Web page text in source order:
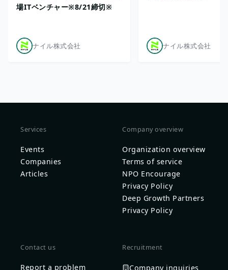
場ITベンチャー※8/21締切※
ナイル株式会社 ナイル株式会社
Services
Events
Companies
Articles
Company overview
Organization overview
Terms of service
NPO Encourage
Privacy Policy
Deep Growth Partners
Privacy Policy
Contact us
Report a problem
Recruitment
Company inquiries